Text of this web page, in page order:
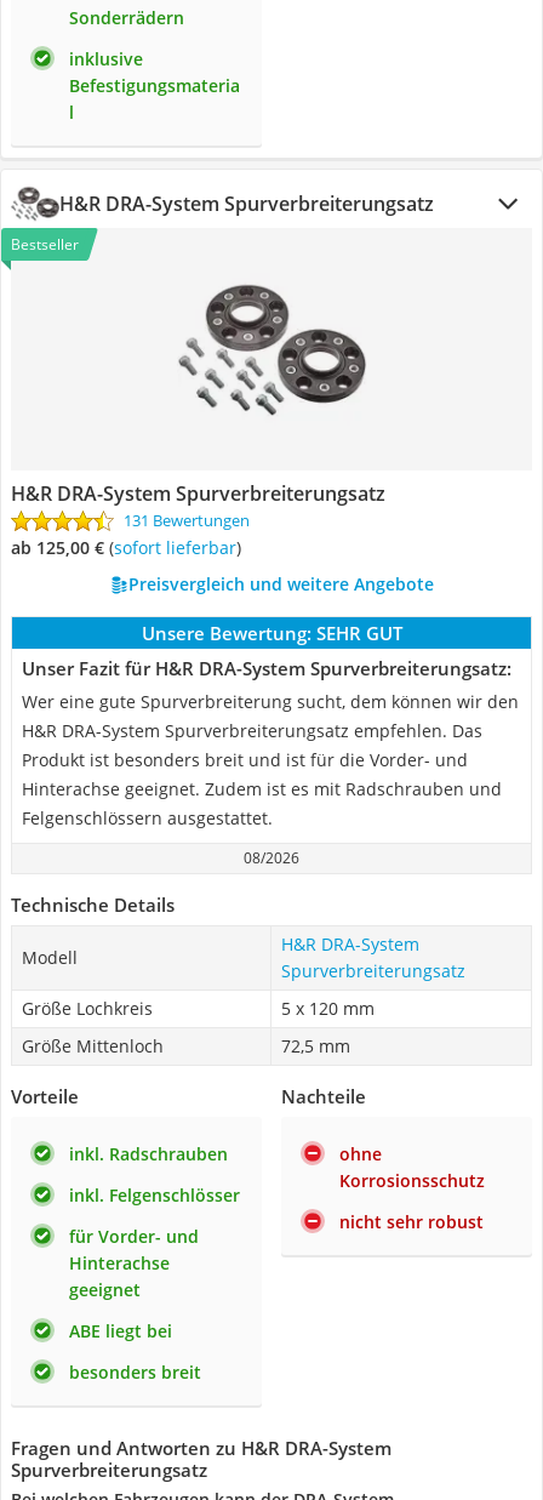
Sonderrädern
inklusive
Befestigungsmateria
l
H&R DRA-System Spurverbreiterungsatz
Bestseller
H&R DRA-System Spurverbreiterungsatz
131 Bewertungen
ab 125,00 € ( Sofort lieferbar)
Preisvergleich und weitere Angebote
Unsere Bewertung: SEHR GUT
Unser Fazit für H&R DRA-System Spurverbreiterungsatz:
Wer eine gute Spurverbreiterung sucht, dem können wir den
H&R DRA-System Spurverbreiterungsatz empfehlen. Das
Produkt ist besonders breit und ist für die Vorder- und
Hinterachse geeignet. Zudem ist es mit Radschrauben und
Felgenschlössern ausgestattet.
08/2026
Technische Details
Modell
H&R DRA-System
Spurverbreiterungsatz
Größe Lochkreis
5 x 120 mm
Größe Mittenloch
72,5 mm
Vorteile
inkl. Radschrauben
inkl. Felgenschlösser
für Vorder- und
Hinterachse
geeignet
ABE liegt bei
besonders breit
Nachteile
ohne
Korrosionsschutz
nicht sehr robust
Fragen und Antworten zu H&R DRA-System
Spurverbreiterungsatz